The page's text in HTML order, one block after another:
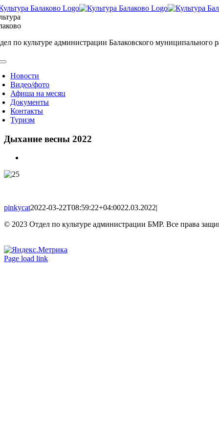
Skip
to
content
по культуре администрации Балаковского муниципального
Новости
Видео/фото
Афиша на месяц
Документы
Контакты
Туризм
Дыхание весны 2022
pinkycat2022-03-22T08:59:22+04:0022.03.2022|
© 2023 Отдел по культуре администрации БМР. Все права
Вконтакте
Одноклассники
Page load link